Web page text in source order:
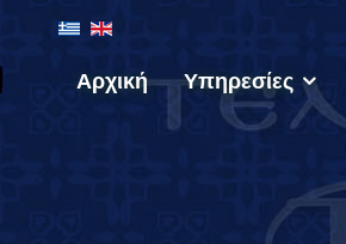
Αρχική Υπηρεσίες